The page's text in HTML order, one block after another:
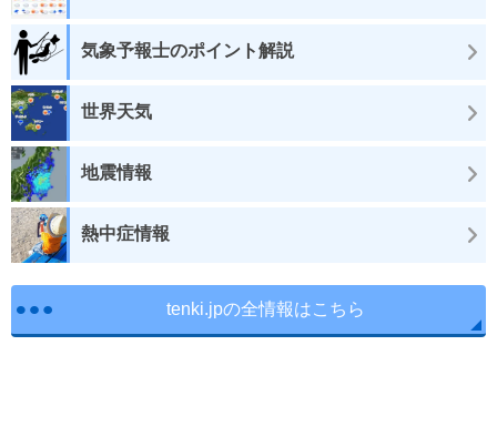
気象予報士のポイント解説
世界天気
地震情報
熱中症情報
tenki.jpの全情報はこちら